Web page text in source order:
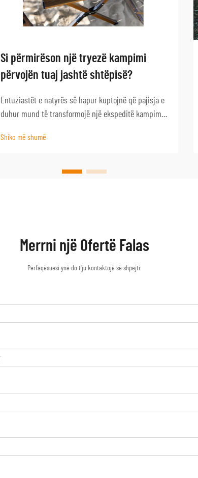
Si përmirëson një tryezë kampimi
përvojën tuaj jashtë shtëpisë?
Entuziastët e natyrës së hapur kuptojnë që pajisja e
duhur mund të transformojë një ekspeditë kampimi
pajisjet më të pabesuara është një tryezë kampimi e
aktivitetesh në natyrën e hapur...
Shiko më shumë
Merrni një Ofertë Falas
Përfaqësuesi ynë do t'ju kontaktojë së shpejti.